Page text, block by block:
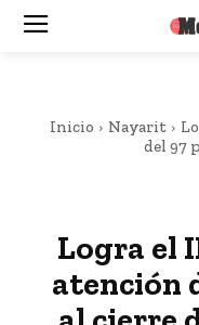
Inicio Nayarit
del 97
Logra el
atención